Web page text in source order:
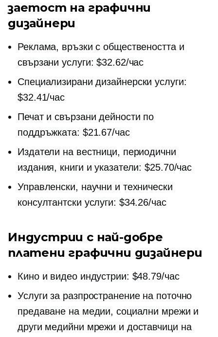
заетост на графични
дизайнери
Реклама, връзки с обществеността и
свързани услуги: $32.62/час
Специализирани дизайнерски услуги:
$32.41/час
Печат и свързани дейности по
поддръжката: $21.67/час
Издатели на вестници, периодични
издания, книги и указатели: $25.70/час
Управленски, научни и технически
консултантски услуги: $34.26/час
Индустрии с най-добре
платени графични дизайнери
Кино и видео индустрии: $48.79/час
Услуги за разпространение на поточно
предаване на медии, социални мрежи и
други медийни мрежи и доставчици на